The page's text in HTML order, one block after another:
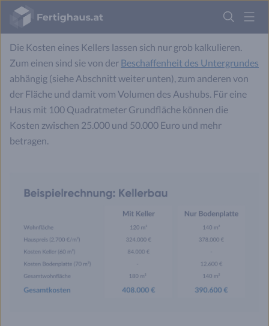
Fertighaus
Logo
Anmelden
Die Kosten eines Kellers lassen sich nur grob kalkulieren.
Zum einen sind sie von der Beschaffenheit des Untergrundes
abhängig (siehe Abschnitt weiter unten), zum anderen von
der Fläche und damit vom Volumen des Aushubs. Für eine
Haus mit 100 Quadratmeter Grundfläche können die
Kosten zwischen 25.000 und 50.000 Euro und mehr
betragen.